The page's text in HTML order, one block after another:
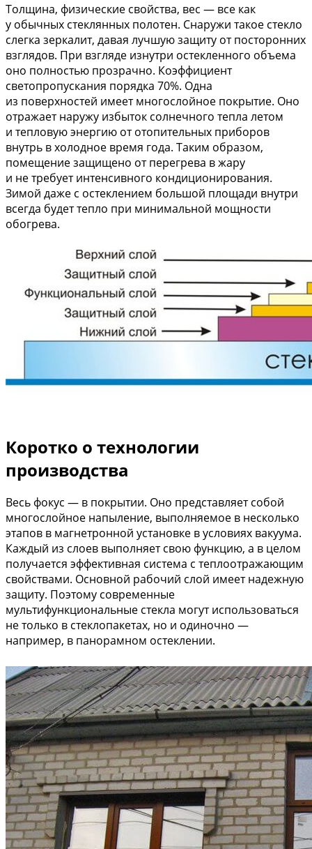
Толщина, физические свойства, вес — все как
у обычных стеклянных полотен. Снаружи такое стекло
слегка зеркалит, давая лучшую защиту от посторонних
взглядов. При взгляде изнутри остекленного объема
оно полностью прозрачно. Коэффициент
светопропускания порядка 70%. Одна
из поверхностей имеет многослойное покрытие. Оно
отражает наружу избыток солнечного тепла летом
и тепловую энергию от отопительных приборов
внутрь в холодное время года. Таким образом,
помещение защищено от перегрева в жару
и не требует интенсивного кондиционирования.
Зимой даже с остеклением большой площади внутри
всегда будет тепло при минимальной мощности
обогрева.
Коротко о технологии
производства
Весь фокус — в покрытии. Оно представляет собой
многослойное напыление, выполняемое в несколько
этапов в магнетронной установке в условиях вакуума.
Каждый из слоев выполняет свою функцию, а в целом
получается эффективная система с теплоотражающим
свойствами. Основной рабочий слой имеет надежную
защиту. Поэтому современные
мультифункциональные стекла могут использоваться
не только в стеклопакетах, но и одиночно —
например, в панорамном остеклении.